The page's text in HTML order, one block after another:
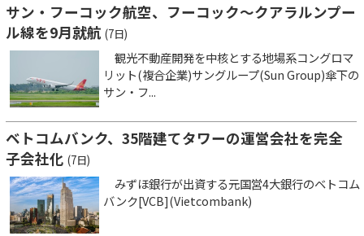
サン・フーコック航空、フーコック～クアラルンプー
ル線を9月就航 (7日)
観光不動産開発を中核とする地場系コングロマ
リット(複合企業)サングループ(Sun Group)傘下の
サン・フ...
ベトコムバンク、35階建てタワーの運営会社を完全
子会社化 (7日)
みずほ銀行が出資する元国営4大銀行のベトコム
バンク[VCB](Vietcombank)